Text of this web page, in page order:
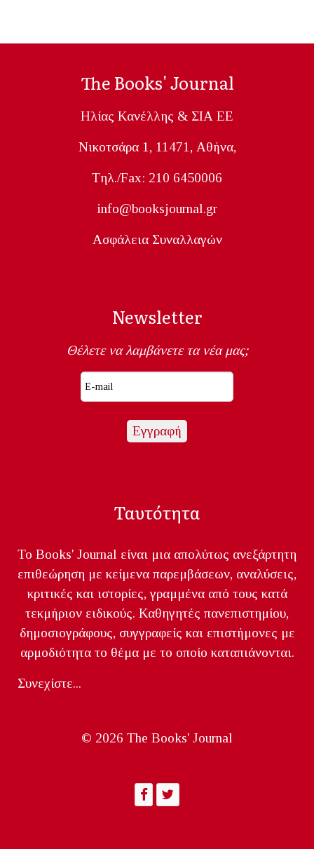
The Books' Journal
Ηλίας Κανέλλης & ΣΙΑ ΕΕ
Nικοτσάρα 1, 11471, Aθήνα,
Tηλ./Fax: 210 6450006
info@booksjournal.gr
Ασφάλεια Συναλλαγών
Newsletter
Θέλετε να λαμβάνετε τα νέα μας;
Ταυτότητα
Το Books' Journal είναι μια απολύτως ανεξάρτητη
επιθεώρηση με κείμενα παρεμβάσεων, αναλύσεις,
κριτικές και ιστορίες, γραμμένα από τους κατά
τεκμήριον ειδικούς. Καθηγητές πανεπιστημίου,
δημοσιογράφους, συγγραφείς και επιστήμονες με
αρμοδιότητα το θέμα με το οποίο καταπιάνονται.
Συνεχίστε...
© 2026 The Books' Journal